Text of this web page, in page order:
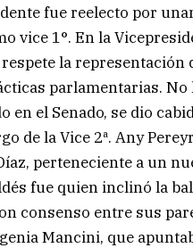
fue reelecto por
vice 1°. En la
la representación
parlamentarias. No
el Senado, se dio
de la Vice 2ª. Any
perteneciente a un
fue quien inclinó la
consenso entre sus
Mancini, que